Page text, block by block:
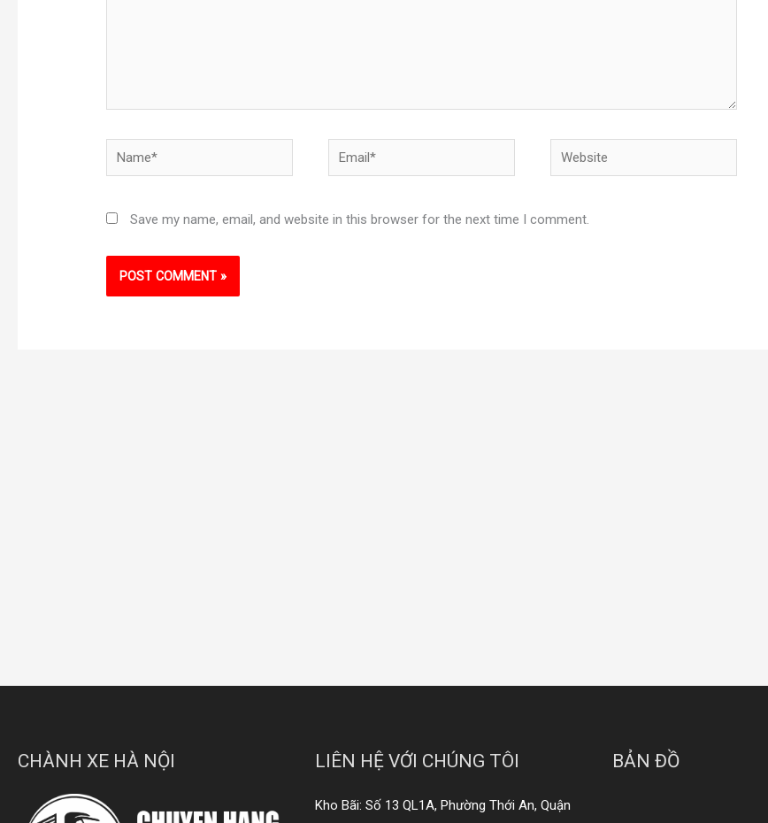
Name* Email* Website
Save my name, email, and website in this browser for the next time I comment.
CHÀNH XE HÀ NỘI LIÊN HỆ VỚI CHÚNG TÔI
Kho Bãi: Số 13 QL1A, Phường Thới An, Quận
BẢN ĐỒ